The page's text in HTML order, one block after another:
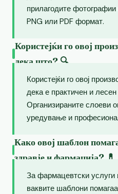
прилагодите
PNG или PDF формат.
Користејќи го овој
дека што? 🔍
Користејќи го овој
дека е практичен и
Организираните слоеви
уредување и
Како овој шаблон
здравје и фармација? 💊
За фармацевтски
ваквите шаблони